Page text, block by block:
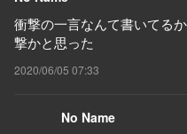
衝撃の一言なんて書いてる
撃かと思った
2020/06/05 07:33
No Name